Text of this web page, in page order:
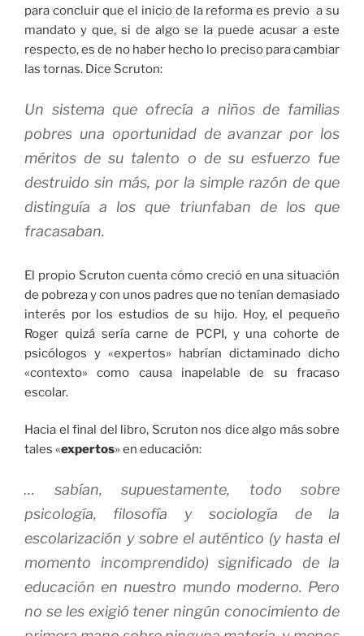
para concluir que el inicio de la reforma es previo a su
mandato y que, si de algo se la puede acusar a este
respecto, es de no haber hecho lo preciso para cambiar
las tornas. Dice Scruton:
Un sistema que ofrecía a niños de familias
pobres una oportunidad de avanzar por los
méritos de su talento o de su esfuerzo fue
destruido sin más, por la simple razón de que
distinguía a los que triunfaban de los que
fracasaban.
El propio Scruton cuenta cómo creció en una situación
de pobreza y con unos padres que no tenían demasiado
interés por los estudios de su hijo. Hoy, el pequeño
Roger quizá sería carne de PCPI, y una cohorte de
psicólogos y «expertos» habrían dictaminado dicho
«contexto» como causa inapelable de su fracaso
escolar.
Hacia el final del libro, Scruton nos dice algo más sobre
tales «expertos» en educación:
… sabían, supuestamente, todo sobre
psicología, filosofía y sociología de la
escolarización y sobre el auténtico (y hasta el
momento incomprendido) significado de la
educación en nuestro mundo moderno. Pero
no se les exigió tener ningún conocimiento de